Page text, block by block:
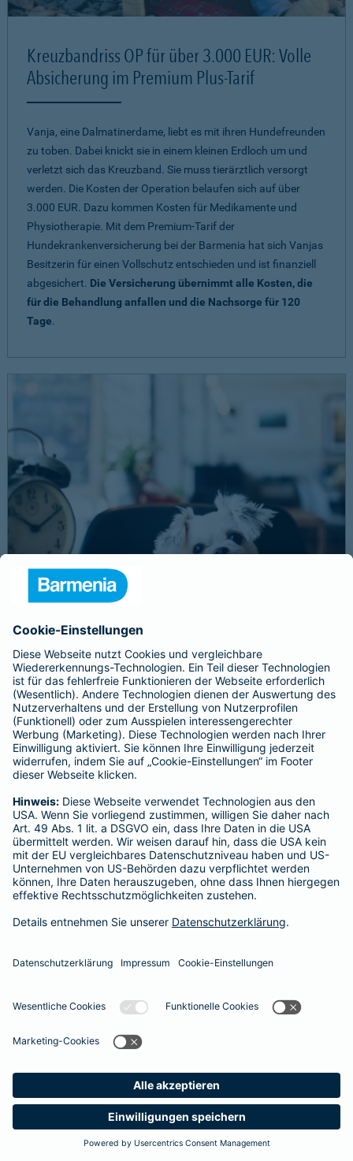
Suche Produkte
Barmenia
Kreuzbandriss OP für über 3.000 EUR: Volle
Absicherung im Premium Plus-Tarif
Vanja, eine Dalmatinerdame, liebt es mit ihren Hundefreunden
zu toben. Dabei knickt sie in einem kleinen Erdloch um und
verletzt sich das Kreuzband. Sie muss tierärztlich versorgt
werden. Die Kosten der Operation belaufen sich auf über
3.000 EUR. Dazu kommen Kosten für Medikamente und
Physiotherapie. Mit dem Premium-Tarif der
Hundekrankenversicherung bei der Barmenia hat sich Vanjas
Besitzerin für einen Vollschutz entschieden und ist finanziell
abgesichert. Die Versicherung übernimmt alle Kosten, die
für die Behandlung anfallen und die Nachsorge für 120
Tage.
Schnelle Notfallversorgung bei Ernstfällen
gewährleisten
Der Dackel Balu macht für Leckerlies alles. Beim Gassigehen
frisst er leider eine mit Rasierklingen gespickte Wurst. Die
Notfalls nimmt der Tierarzt den 4-fachen GOT-Satz und Balus
Besitzer muss eine vierstellige Rechnung begleichen. Der
Basis-Schutz der Barmenia erstattet dieNotfallversorgung
im tierärztlichen Notdienstkomplett - ohne eine Begrenzung
der Jahreshöchstleistung für Operationen.